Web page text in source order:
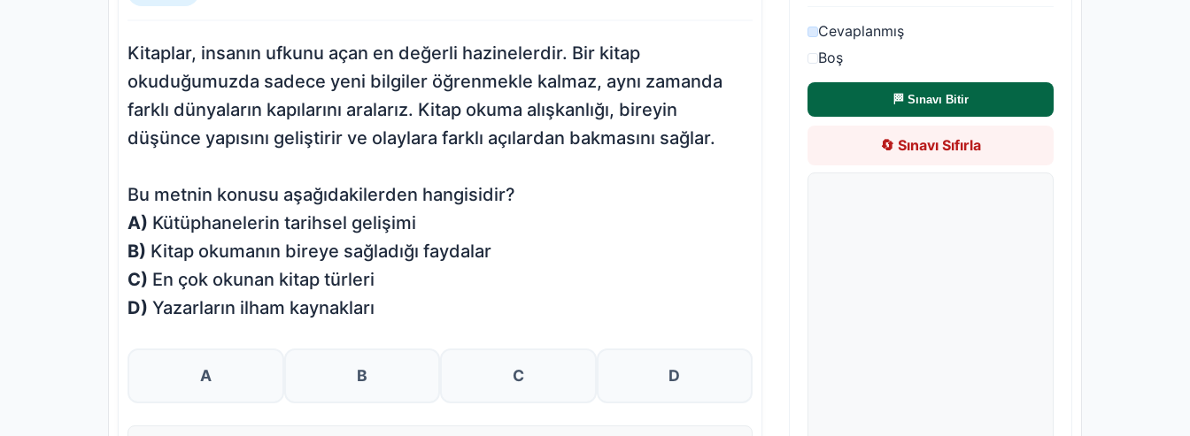
Kitaplar, insanın ufkunu açan en değerli hazinelerdir. Bir kitap
okuduğumuzda sadece yeni bilgiler öğrenmekle kalmaz, aynı zamanda
farklı dünyaların kapılarını aralarız. Kitap okuma alışkanlığı, bireyin
düşünce yapısını geliştirir ve olaylara farklı açılardan bakmasını sağlar.
Bu metnin konusu aşağıdakilerden hangisidir?
A) Kütüphanelerin tarihsel gelişimi
B) Kitap okumanın bireye sağladığı faydalar
C) En çok okunan kitap türleri
D) Yazarların ilham kaynakları
A B C D
Cevaplanmış
Boş
🏁 Sınavı Bitir
🔄 Sınavı Sıfırla